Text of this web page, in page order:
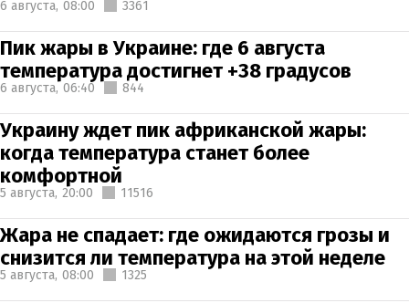
6 августа, 08:00 3361
Пик жары в Украине: где 6 августа
температура достигнет +38 градусов
6 августа, 06:40 844
Украину ждет пик африканской жары:
когда температура станет более
комфортной
5 августа, 20:00 11516
Жара не спадает: где ожидаются грозы и
снизится ли температура на этой неделе
5 августа, 08:00 1325